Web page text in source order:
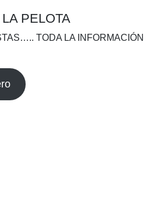
PELOTA
TODA LA INFORMACIÓN